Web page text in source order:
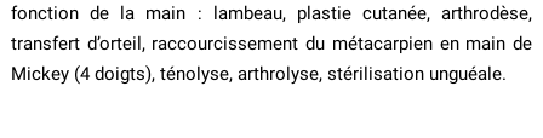
fonction de la main : lambeau, plastie cutanée, arthrodèse,
transfert d’orteil, raccourcissement du métacarpien en main de
Mickey (4 doigts), ténolyse, arthrolyse, stérilisation unguéale.